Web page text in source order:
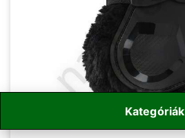
Kategóriák